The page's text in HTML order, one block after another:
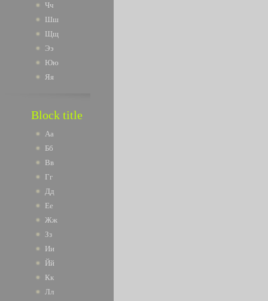
Чч
Шш
Щщ
Ээ
Юю
Яя
Block title
Аа
Бб
Вв
Гг
Дд
Ее
Жж
Зз
Ии
Йй
Кк
Лл